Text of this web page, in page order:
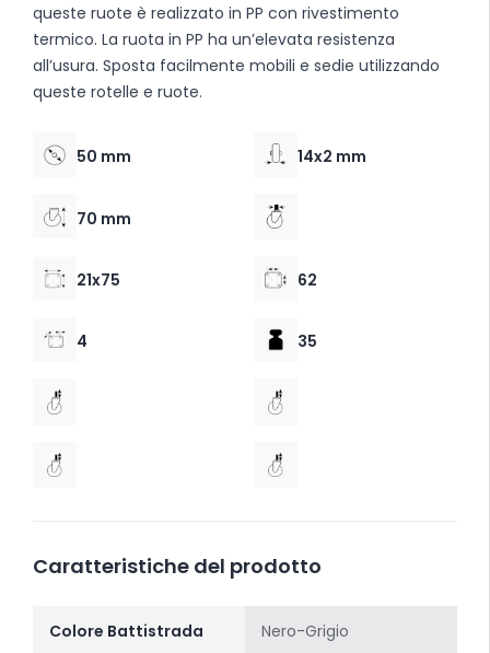
queste ruote è realizzato in PP con rivestimento
termico. La ruota in PP ha un’elevata resistenza
all’usura. Sposta facilmente mobili e sedie utilizzando
queste rotelle e ruote.
50 mm 14x2 mm
70 mm
21x75 62
4 35
Caratteristiche del prodotto
Colore Battistrada Nero-Grigio